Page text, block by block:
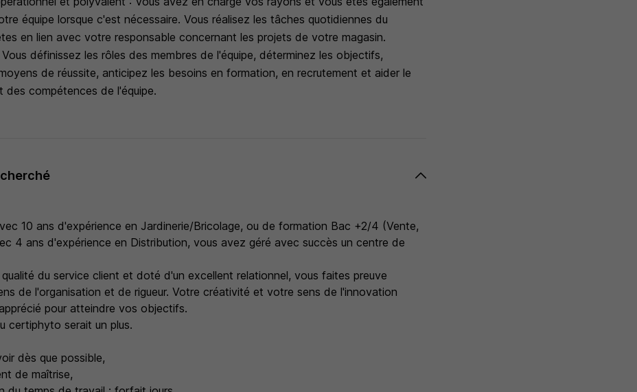
équipe lorsque c'est nécessaire. Vous réalisez les tâches quotidiennes du
en lien avec votre responsable concernant les projets de votre magasin.
définissez les rôles des membres de l'équipe, déterminez les objectifs,
de réussite, anticipez les besoins en formation, en recrutement et aider le
des compétences de l'équipe.
10 ans d'expérience en Jardinerie/Bricolage, ou de formation Bac +2/4 (Vente,
4 ans d'expérience en Distribution, vous avez géré avec succès un centre de
du service client et doté d'un excellent relationnel, vous faites preuve
de l'organisation et de rigueur. Votre créativité et votre sens de l'innovation
pour atteindre vos objectifs.
certiphyto serait un plus.
dès que possible,
de maîtrise,